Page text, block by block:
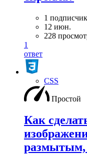
1 подписчик
12 июн.
228
1
ответ
CSS
Простой
Как
размытым,